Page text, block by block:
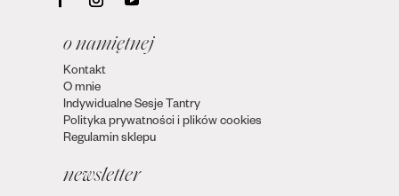
o namiętnej
Kontakt
O mnie
Indywidualne Sesje Tantry
Polityka prywatności i plików cookies
Regulamin sklepu
newsletter